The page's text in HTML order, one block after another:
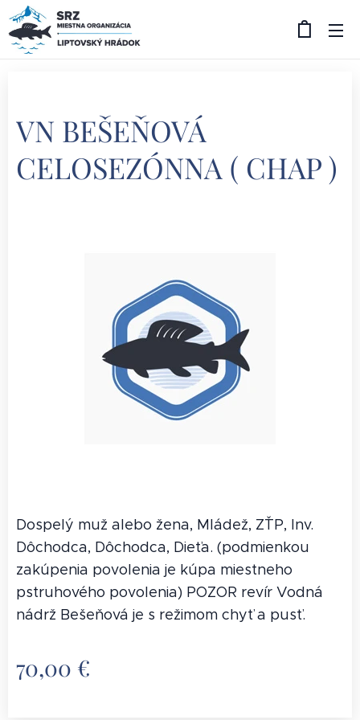
VN BEŠEŇOVÁ
CELOSEZÓNNA ( CHAP )
Dospelý muž alebo žena, Mládež, ZŤP, Inv.
Dôchodca, Dôchodca, Dieťa. (podmienkou
zakúpenia povolenia je kúpa miestneho
pstruhového povolenia) POZOR revír Vodná
nádrž Bešeňová je s režimom chyť a pusť.
70,00 €